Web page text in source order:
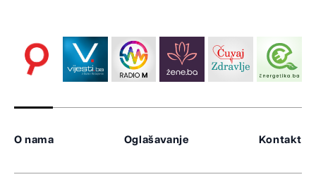
O nama Oglašavanje Kontakt